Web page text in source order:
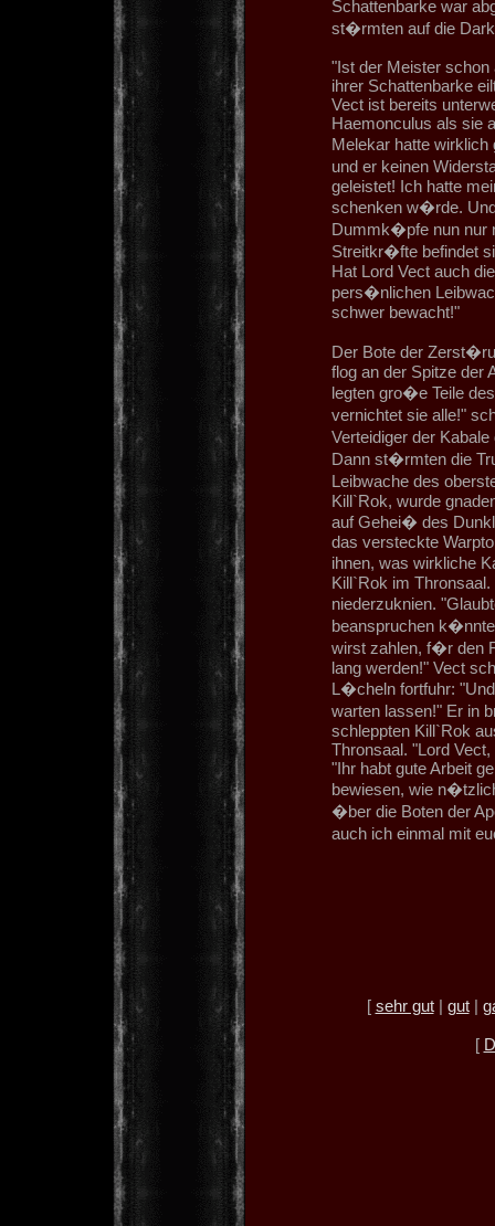
Schattenbarke war
st�rmten auf die
"Ist der Meister schon
ihrer Schattenbarke
Vect ist bereits
Haemonculus als sie
Melekar hatte
und er keinen
geleistet! Ich hatte
schenken w�rde.
Dummk�pfe nun nur
Streitkr�fte befindet
Hat Lord Vect auch
pers�nlichen
schwer bewacht!"
Der Bote der
flog an der Spitze der
legten gro�e Teile
vernichtet sie alle!"
Verteidiger der
Dann st�rmten die
Leibwache des
Kill`Rok, wurde
auf Gehei� des
das versteckte
ihnen, was wirkliche
Kill`Rok im
niederzuknien.
beanspruchen
wirst zahlen, f�r den
lang werden!" Vect
L�cheln fortfuhr:
warten lassen!" Er in
schleppten Kill`Rok
Thronsaal. "Lord
"Ihr habt gute Arbeit
bewiesen, wie
�ber die Boten der
auch ich einmal mit
[ sehr gut| gut|
[